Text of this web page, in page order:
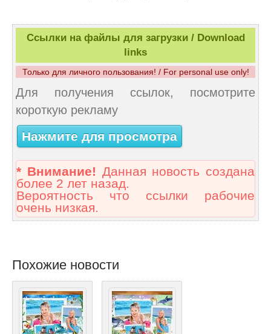
Ссылки на файлы для загрузки / Download
links
Только для личного пользования! / For personal use only!
Для получения ссылок, посмотрите
короткую рекламу
Нажмите для просмотра
* Внимание! Данная новость создана
более 2 лет назад.
Вероятность что ссылки рабочие
очень низкая.
Похожие новости